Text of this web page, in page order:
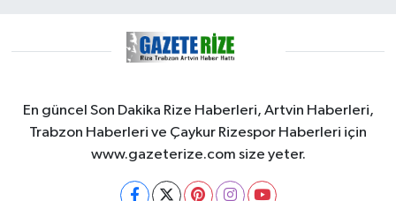
En güncel Son Dakika Rize Haberleri, Artvin Haberleri,
Trabzon Haberleri ve Çaykur Rizespor Haberleri için
www.gazeterize.com size yeter.